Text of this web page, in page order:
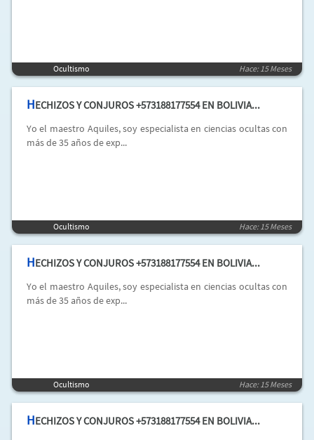
Ocultismo Hace: 15 Meses
HECHIZOS Y CONJUROS +573188177554 EN BOLIVIA...
Yo el maestro Aquiles, soy especialista en ciencias ocultas con
más de 35 años de exp...
Ocultismo Hace: 15 Meses
HECHIZOS Y CONJUROS +573188177554 EN BOLIVIA...
Yo el maestro Aquiles, soy especialista en ciencias ocultas con
más de 35 años de exp...
Ocultismo Hace: 15 Meses
HECHIZOS Y CONJUROS +573188177554 EN BOLIVIA...